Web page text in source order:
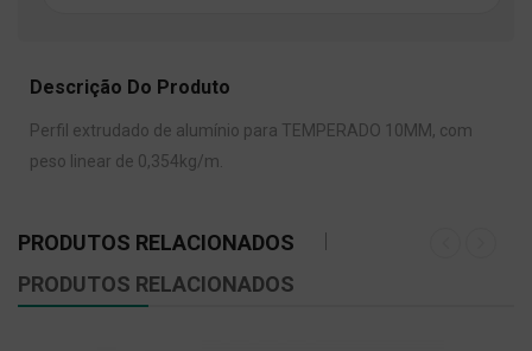
Descrição Do Produto
Perfil extrudado de alumínio para TEMPERADO 10MM, com
peso linear de 0,354kg/m.
PRODUTOS RELACIONADOS
PRODUTOS RELACIONADOS